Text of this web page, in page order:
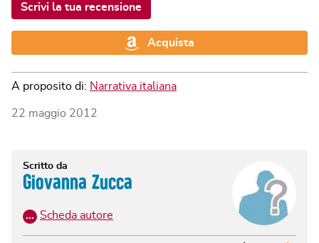
Scrivi la tua recensione
Acquista
A proposito di: Narrativa italiana
22 maggio 2012
Scritto da
Giovanna Zucca
… Scheda autore